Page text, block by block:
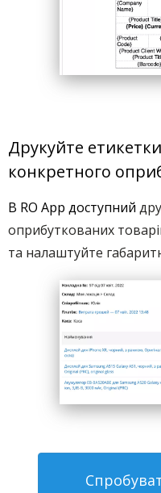
Друкуйте
конкретного
В RO App доступний
оприбуткованих
та налаштуйте